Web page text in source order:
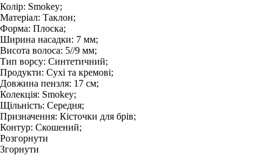
Колір: Smokey;
Матеріал: Таклон;
Форма: Плоска;
Ширина насадки: 7 мм;
Висота волоса: 5//9 мм;
Тип ворсу: Синтетичний;
Продукти: Сухі та кремові;
Довжина пензля: 17 см;
Колекція: Smokey;
Щільність: Середня;
Призначення: Кісточки для брів;
Контур: Скошений;
Розгорнути
Згорнути